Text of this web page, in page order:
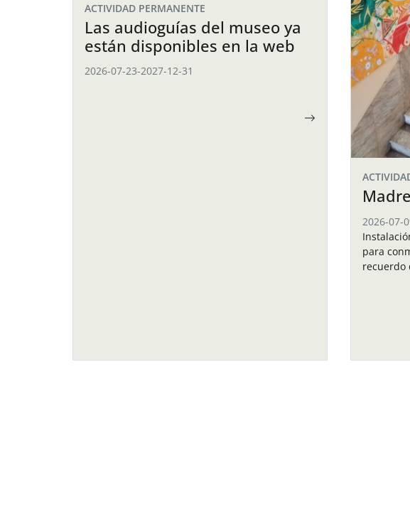
ACTIVIDAD PERMANENTE
Las audioguías del museo ya
están disponibles en la web
2026-07-23-2027-12-31
2026-07-
para
recuerdo